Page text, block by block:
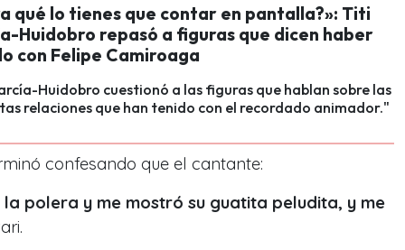
qué lo tienes que contar en pantalla?»: Titi
Huidobro repasó a figuras que dicen haber
con Felipe Camiroaga
Huidobro cuestionó a las figuras que hablan sobre las
relaciones que han tenido con el recordado animador."
confesando que el cantante:
la polera y me mostró su guatita peludita, y me